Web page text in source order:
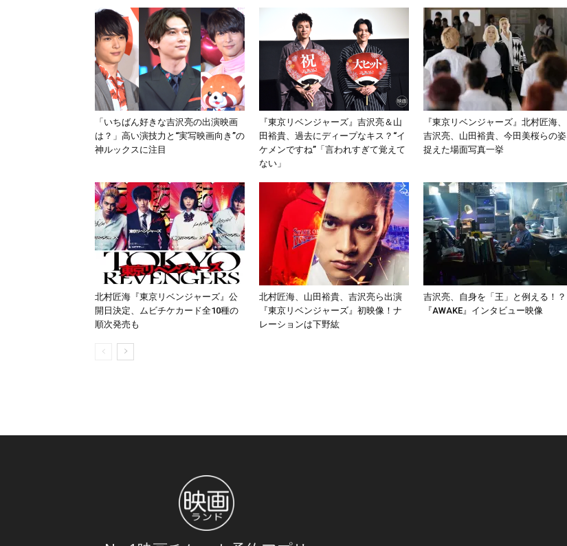
「いちばん好きな吉沢亮の出演映画
は？」高い演技力と“実写映画向き”の
神ルックスに注目
『東京リベンジャーズ』吉沢亮＆山
田裕貴、過去にディープなキス？“イ
ケメンですね”「言われすぎて覚えて
ない」
『東京リベンジャーズ』北村匠海、
吉沢亮、山田裕貴、今田美桜らの姿
捉えた場面写真一挙
北村匠海『東京リベンジャーズ』公
開日決定、ムビチケカード全10種の
順次発売も
北村匠海、山田裕貴、吉沢亮ら出演
『東京リベンジャーズ』初映像！ナ
レーションは下野紘
吉沢亮、自身を「王」と例える！？
『AWAKE』インタビュー映像